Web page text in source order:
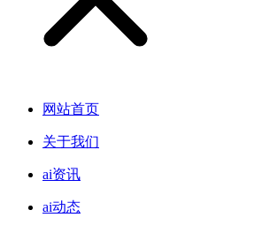
网站首页
关于我们
ai资讯
ai动态